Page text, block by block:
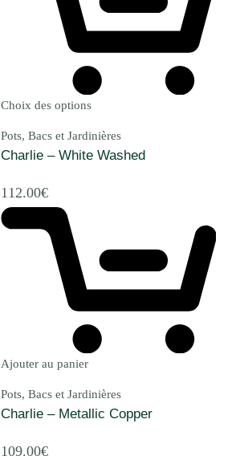
Choix des options
Pots, Bacs et Jardinières
Charlie – White Washed
112.00€
Ajouter au panier
Pots, Bacs et Jardinières
Charlie – Metallic Copper
109.00€